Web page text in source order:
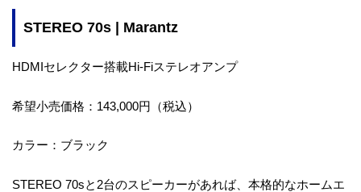
STEREO 70s | Marantz
HDMIセレクター搭載Hi-Fiステレオアンプ
希望小売価格：143,000円（税込）
カラー：ブラック
STEREO 70sと2台のスピーカーがあれば、本格的なホームエ